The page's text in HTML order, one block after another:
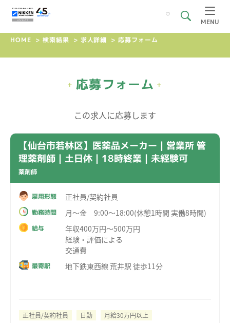
MENU
HOME > 検索結果 > 求人詳細 > 応募フォーム
+ 応募フォーム +
この求人に応募します
【仙台市若林区】医薬品メーカー｜営業所 管
理薬剤師｜土日休｜18時終業｜未経験可
薬剤師
雇用形態 正社員/契約社員
勤務時間 月～金 9:00～18:00(休憩1時間 実働8時間)
給与
年収400万円～500万円
経験・評価による
交通費
最寄駅 地下鉄東西線 荒井駅 徒歩11分
正社員/契約社員 日勤 月給30万円以上